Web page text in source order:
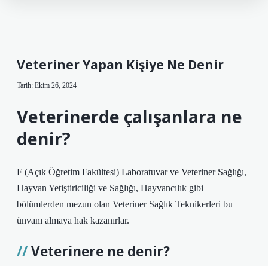
Veteriner Yapan Kişiye Ne Denir
Tarih: Ekim 26, 2024
Veterinerde çalışanlara ne
denir?
F (Açık Öğretim Fakültesi) Laboratuvar ve Veteriner Sağlığı,
Hayvan Yetiştiriciliği ve Sağlığı, Hayvancılık gibi
bölümlerden mezun olan Veteriner Sağlık Teknikerleri bu
ünvanı almaya hak kazanırlar.
Veterinere ne denir?